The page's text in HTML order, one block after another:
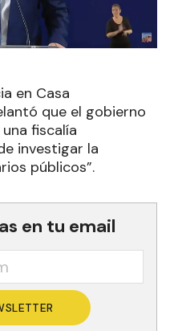
en Casa
que el gobierno
fiscalía
investigar la
públicos”.
en tu email